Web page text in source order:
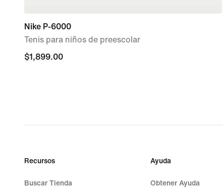
Nike P-6000
Tenis para niños de preescolar
$1,899.00
$1,899.00
Recursos
Buscar Tienda
Ayuda
Obtener Ayuda